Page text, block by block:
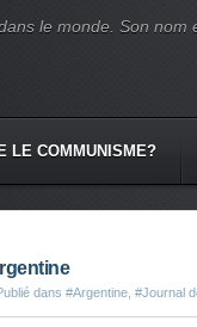
le monde. Son nom
LE COMMUNISME?
dans #Argentine #Journal